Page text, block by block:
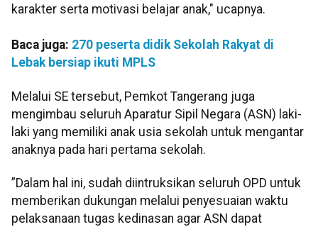
karakter serta motivasi belajar anak," ucapnya.
Baca juga: 270 peserta didik Sekolah Rakyat di
Lebak bersiap ikuti MPLS
Melalui SE tersebut, Pemkot Tangerang juga
mengimbau seluruh Aparatur Sipil Negara (ASN) laki-
laki yang memiliki anak usia sekolah untuk mengantar
anaknya pada hari pertama sekolah.
”Dalam hal ini, sudah diintruksikan seluruh OPD untuk
memberikan dukungan melalui penyesuaian waktu
pelaksanaan tugas kedinasan agar ASN dapat